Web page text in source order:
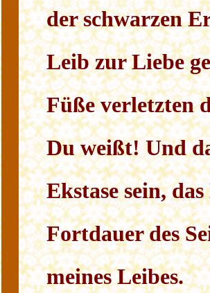
der schwarzen
Leib zur Liebe
Füße verletzten
Du weißt! Und
Ekstase sein,
Fortdauer des
meines Leibes.